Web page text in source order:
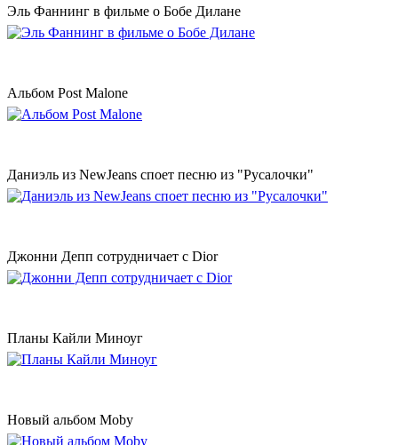
Эль Фаннинг в фильме о Бобе Дилане
Альбом Post Malone
Даниэль из NewJeans споет песню из "Русалочки"
Джонни Депп сотрудничает с Dior
Планы Кайли Миноуг
Новый альбом Moby